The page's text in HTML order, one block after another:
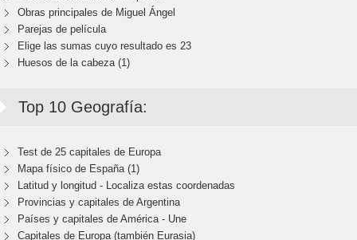
Obras principales de Miguel Ángel
Parejas de película
Elige las sumas cuyo resultado es 23
Huesos de la cabeza (1)
Top 10 Geografía:
Test de 25 capitales de Europa
Mapa físico de España (1)
Latitud y longitud - Localiza estas coordenadas
Provincias y capitales de Argentina
Países y capitales de América - Une
Capitales de Europa (también Eurasia)